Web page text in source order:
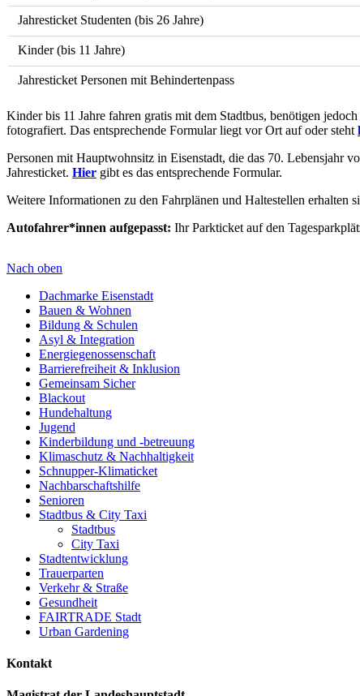
Jahresticket Studenten (bis 26 Jahre)
Kinder (bis 11 Jahre)
Jahresticket Personen mit Behindertenpass
Kinder bis 11 Jahre fahren gratis mit dem Stadtbus, benötigen
fotografiert. Das entsprechende Formular liegt vor Ort auf oder steht
Personen mit Hauptwohnsitz in Eisenstadt, die das 70. Lebensjahr
Jahresticket. Hier gibt es das entsprechende Formular.
Weitere Informationen zu den Fahrplänen und Haltestellen erhalten
Autofahrer*innen aufgepasst: Ihr Parkticket auf den
Nach oben
Dachmarke Eisenstadt
Bauen & Wohnen
Bildung & Schulen
Asyl & Integration
Energiegenossenschaft
Barrierefreiheit & Inklusion
Gemeinsam Sicher
Blackout
Hundehaltung
Jugend
Kinderbildung und -betreuung
Klimaschutz & Nachhaltigkeit
Schnupper-Klimaticket
Nachbarschaftshilfe
Senioren
Stadtbus & City Taxi
Stadtbus
City Taxi
Stadtentwicklung
Trauerparten
Verkehr & Straße
Gesundheit
FAIRTRADE Stadt
Urban Gardening
Kontakt